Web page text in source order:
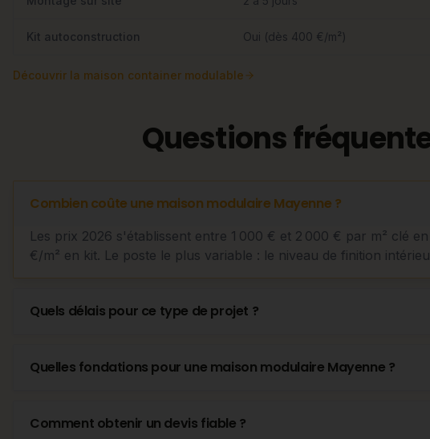
Kit autoconstruction Oui (dès 400 €/m²)
Découvrir la maison container modulable
Questions
Combien coûte une maison modulaire Mayenne ?
Les prix 2026 s'établissent entre 1 000 € et 2 000 € par m² clé
€/m² en kit. Le poste le plus variable : le niveau de finition
Quels délais pour ce type de projet ?
Quelles fondations pour une maison modulaire Mayenne ?
Comment obtenir un devis fiable ?